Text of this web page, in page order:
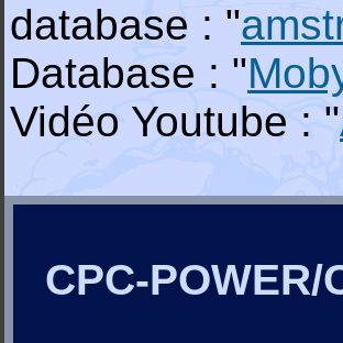
database : "
Database : "
Vidéo Youtube : "
CPC-POWER/